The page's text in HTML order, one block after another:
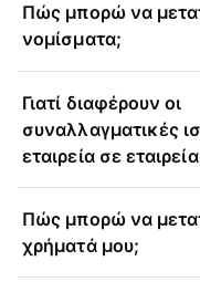
Πώς μπορώ να
νομίσματα;
Γιατί διαφέρουν οι
συναλλαγματικές
εταιρεία σε
Πώς μπορώ να
χρήματά μου;